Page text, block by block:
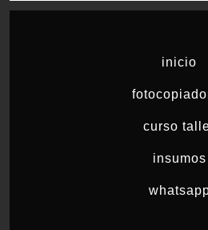
inicio
curso
insumos